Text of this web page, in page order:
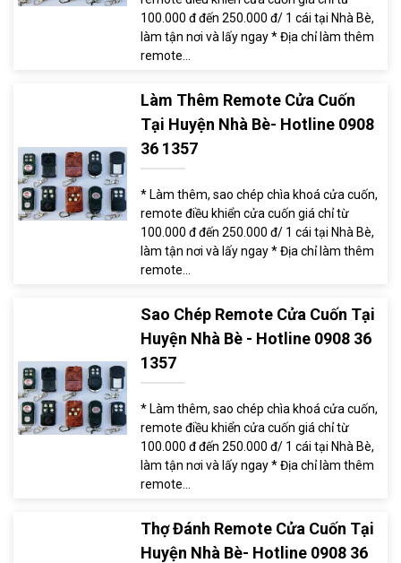
100.000 đ đến 250.000 đ/ 1 cái tại Nhà Bè,
làm tận nơi và lấy ngay * Địa chỉ làm thêm
remote...
Làm Thêm Remote Cửa Cuốn
Tại Huyện Nhà Bè- Hotline 0908
36 1357
* Làm thêm, sao chép chìa khoá cửa cuốn,
remote điều khiển cửa cuốn giá chỉ từ
100.000 đ đến 250.000 đ/ 1 cái tại Nhà Bè,
làm tận nơi và lấy ngay * Địa chỉ làm thêm
remote...
Sao Chép Remote Cửa Cuốn Tại
Huyện Nhà Bè - Hotline 0908 36
1357
* Làm thêm, sao chép chìa khoá cửa cuốn,
remote điều khiển cửa cuốn giá chỉ từ
100.000 đ đến 250.000 đ/ 1 cái tại Nhà Bè,
làm tận nơi và lấy ngay * Địa chỉ làm thêm
remote...
Thợ Đánh Remote Cửa Cuốn Tại
Huyện Nhà Bè- Hotline 0908 36